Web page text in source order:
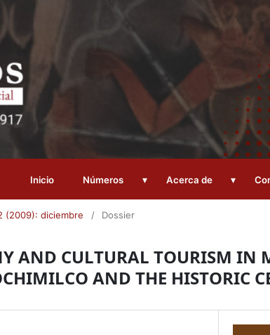
Inicio Números ▾ Acerca de ▾
(2009): diciembre / Dossier
AND CULTURAL TOURISM IN
AND THE HISTORIC